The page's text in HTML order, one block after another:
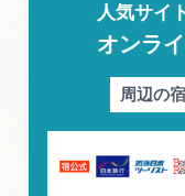
人気サイ
オンラ
周辺の